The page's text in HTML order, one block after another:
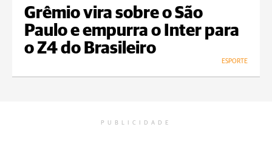
Grêmio vira sobre o São
Paulo e empurra o Inter para
o Z4 do Brasileiro
ESPORTE
PUBLICIDADE